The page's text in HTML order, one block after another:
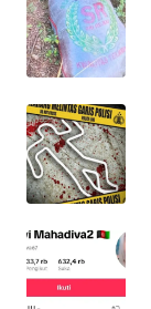
WAHANA
LISTRIK
WAHANA
TRAVEL
TV
WAHANANEWS